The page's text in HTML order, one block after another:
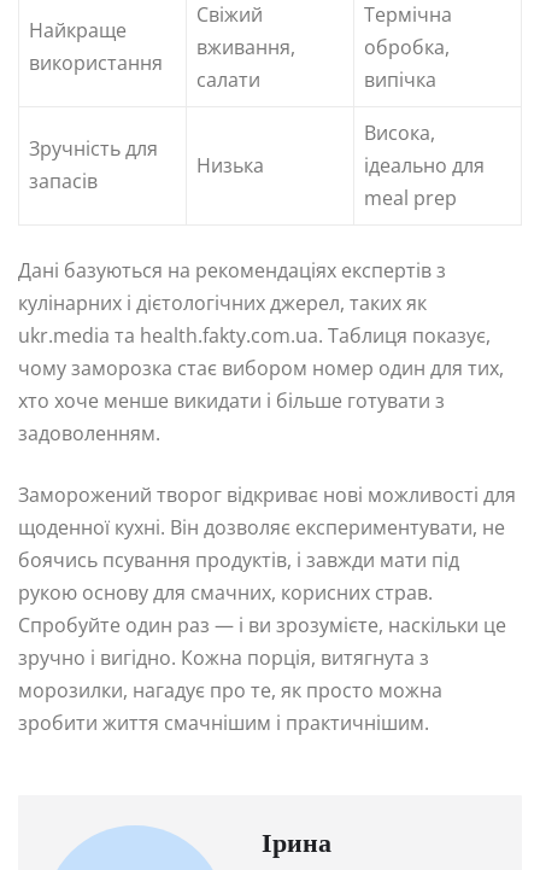
Найкраще
використання
Свіжий
вживання,
салати
Термічна
обробка,
випічка
Зручність для
запасів
Низька
Висока,
ідеально для
meal prep
Дані базуються на рекомендаціях експертів з
кулінарних і дієтологічних джерел, таких як
ukr.media та health.fakty.com.ua. Таблиця показує,
чому заморозка стає вибором номер один для тих,
хто хоче менше викидати і більше готувати з
задоволенням.
Заморожений творог відкриває нові можливості для
щоденної кухні. Він дозволяє експериментувати, не
боячись псування продуктів, і завжди мати під
рукою основу для смачних, корисних страв.
Спробуйте один раз — і ви зрозумієте, наскільки це
зручно і вигідно. Кожна порція, витягнута з
морозилки, нагадує про те, як просто можна
зробити життя смачнішим і практичнішим.
Ірина